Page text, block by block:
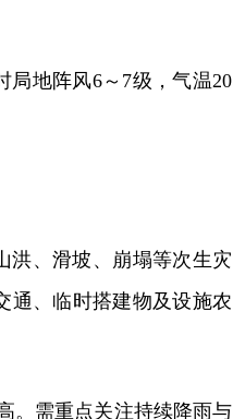
局地阵风6～7级，气温20
洪、滑坡、崩塌等次生灾
通、临时搭建物及设施农
。需重点关注持续降雨与